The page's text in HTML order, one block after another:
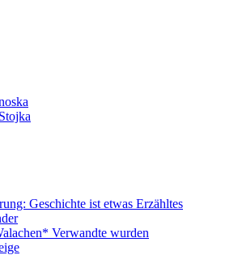
Geschichte ist etwas Erzähltes
Verwandte wurden